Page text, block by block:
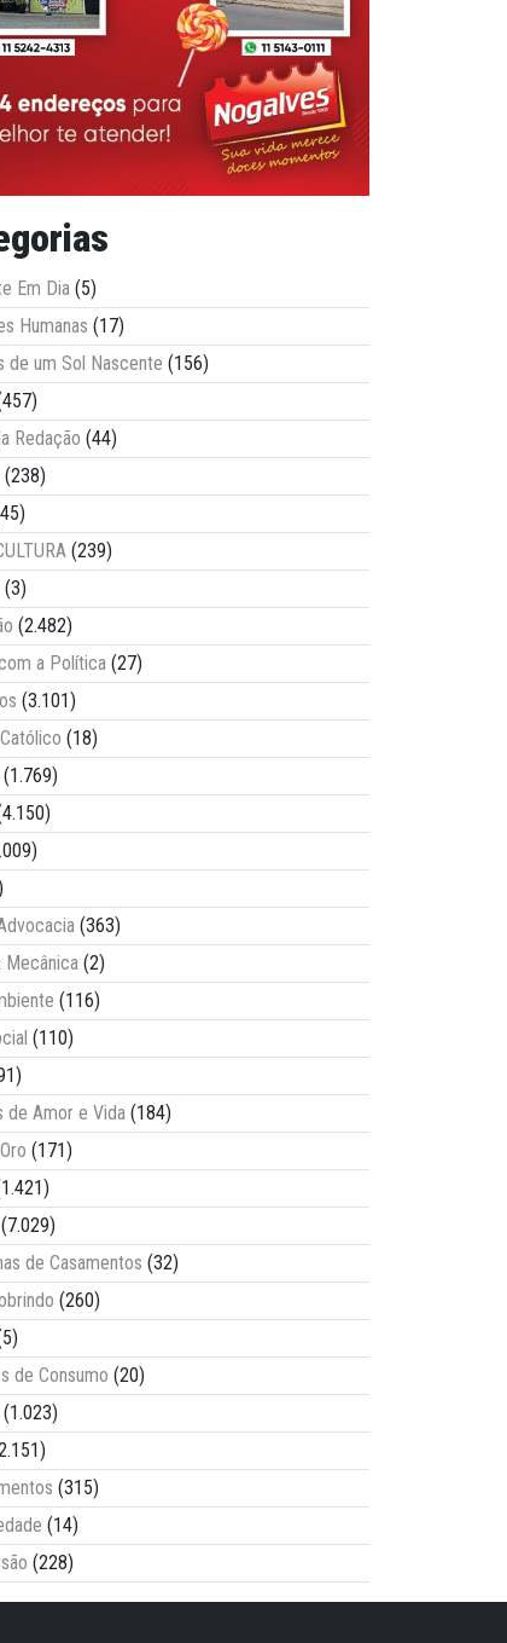
Em Dia (5)
Humanas (17)
de um Sol Nascente (156)
Redação (44)
(238)
(239)
(3)
(2.482)
a Política (27)
(3.101)
(18)
(1.769)
(363)
Mecânica (2)
(116)
(110)
de Amor e Vida (184)
(171)
(7.029)
de Casamentos (32)
(260)
de Consumo (20)
(1.023)
(315)
(14)
(228)